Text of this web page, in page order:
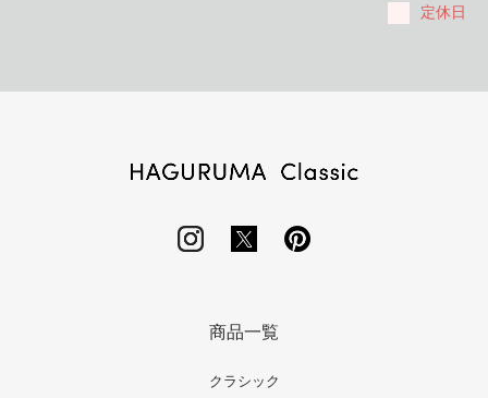
定休日
商品一覧
クラシック